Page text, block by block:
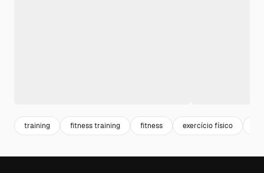
training fitness training fitness exercício físico